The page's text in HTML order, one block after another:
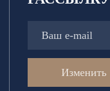
Изменить